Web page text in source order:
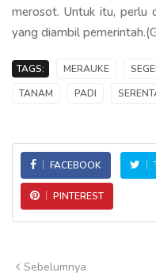
merosot. Untuk itu, perlu
yang diambil
TAGS: MERAUKE
TANAM
PADI
FACEBOOK
PINTEREST
Sebelumnya